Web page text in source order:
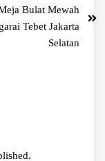
Bulat Mewah
Tebet Jakarta
Selatan